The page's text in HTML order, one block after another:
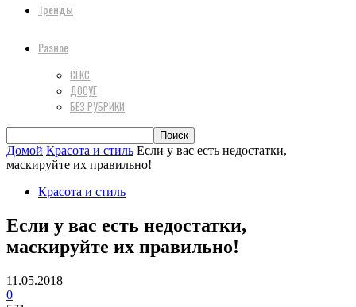
Тренды
Разное
СЕКС
ДОСУГ
БЕЗ РУБРИКИ
Домой Красота и стиль Если у вас есть недостатки,
маскируйте их правильно!
Красота и стиль
Если у вас есть недостатки,
маскируйте их правильно!
11.05.2018
0